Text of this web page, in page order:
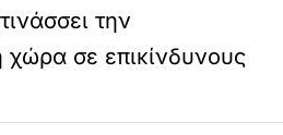
την
χώρα σε επικίνδυνους